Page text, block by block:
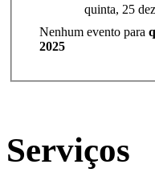
quinta, 25
Nenhum evento para
2025
Serviços